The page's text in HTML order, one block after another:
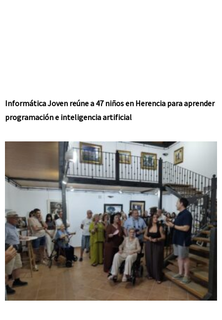
Informática Joven reúne a 47 niños en Herencia para aprender
programación e inteligencia artificial